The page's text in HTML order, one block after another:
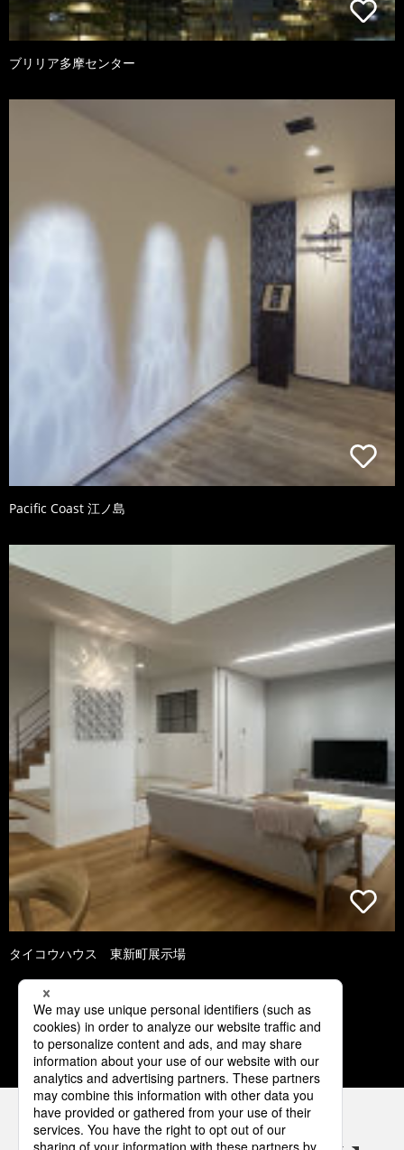
ブリリア多摩センター
Pacific Coast 江ノ島
タイコウハウス 東新町展示場
1 2 3 4
パナソニックの電気設備 SNSアカウント